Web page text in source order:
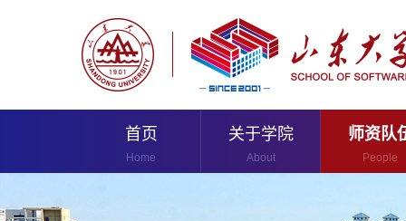
首页
Home
关于学院
About
师资队
People